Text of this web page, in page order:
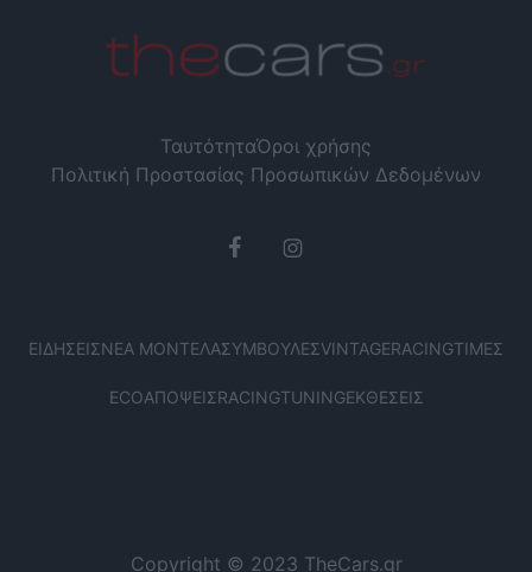
ΤαυτότηταΌροι χρήσης
Πολιτική Προστασίας Προσωπικών Δεδομένων
ΕΙΔΉΣΕΙΣΝΈΑ ΜΟΝΤΈΛΑΣΥΜΒΟΥΛΈΣVINTAGERACINGΤΙΜΈΣ
ECOΑΠΌΨΕΙΣRACINGTUNINGΕΚΘΈΣΕΙΣ
Copyright © 2023 TheCars.gr